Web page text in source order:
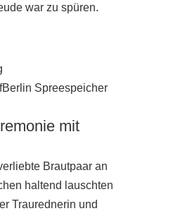
war zu spüren.
mit
Brautpaar an
haltend lauschten
Traurednerin und